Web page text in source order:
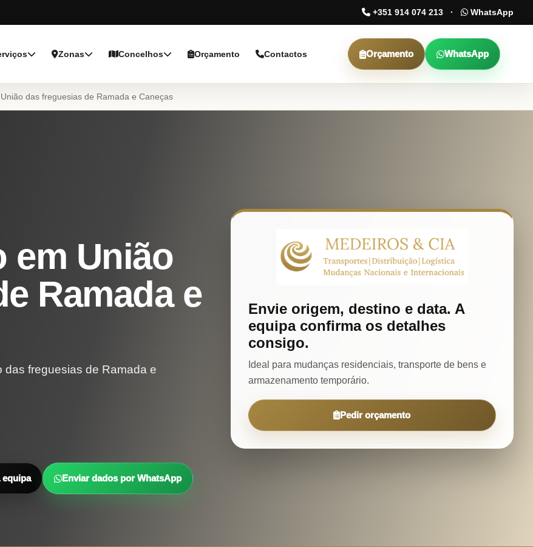
+351 914 074 213 · WhatsApp
Zonas Concelhos Orçamento Contactos Orçamento WhatsApp
União das freguesias de Ramada e Caneças
em União
Ramada e
freguesias de Ramada e
equipa Enviar dados por WhatsApp
Envie origem, destino e data. A
equipa confirma os detalhes
consigo.
Ideal para mudanças residenciais, transporte de bens e
armazenamento temporário.
Pedir orçamento